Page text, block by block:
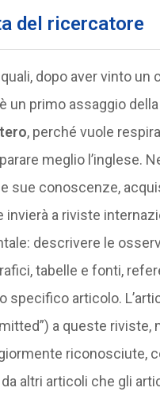
del ricercatore
dopo aver vinto
un primo assaggio
, perché vuole
meglio l’inglese.
sue conoscenze,
invierà a riviste
descrivere le
tabelle e fonti,
specifico articolo.
a queste riviste,
riconosciute,
altri articoli che gli